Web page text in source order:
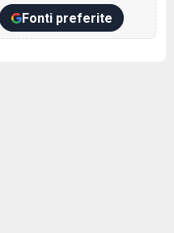
Fonti preferite